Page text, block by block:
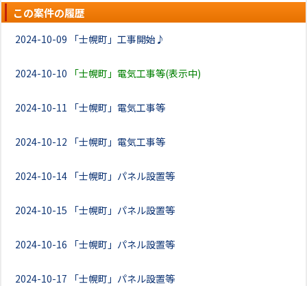
この案件の履歴
2024-10-09 「士幌町」工事開始♪
2024-10-10 「士幌町」電気工事等(表示中)
2024-10-11 「士幌町」電気工事等
2024-10-12 「士幌町」電気工事等
2024-10-14 「士幌町」パネル設置等
2024-10-15 「士幌町」パネル設置等
2024-10-16 「士幌町」パネル設置等
2024-10-17 「士幌町」パネル設置等